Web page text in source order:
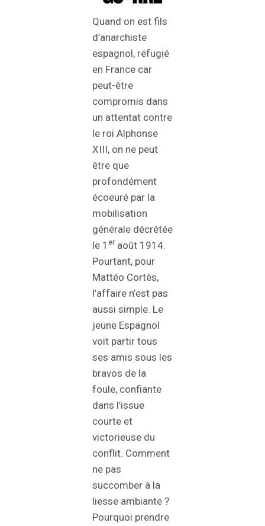
Quand on est fils
d’anarchiste
espagnol, réfugié
en France car
peut-être
compromis dans
un attentat contre
le roi Alphonse
XIII, on ne peut
être que
profondément
écoeuré par la
mobilisation
générale décrétée
le 1 er août 1914.
Pourtant, pour
Mattéo Cortès,
l’affaire n’est pas
aussi simple. Le
jeune Espagnol
voit partir tous
ses amis sous les
bravos de la
foule, confiante
dans l’issue
courte et
victorieuse du
conflit. Comment
ne pas
succomber à la
liesse ambiante ?
Pourquoi prendre